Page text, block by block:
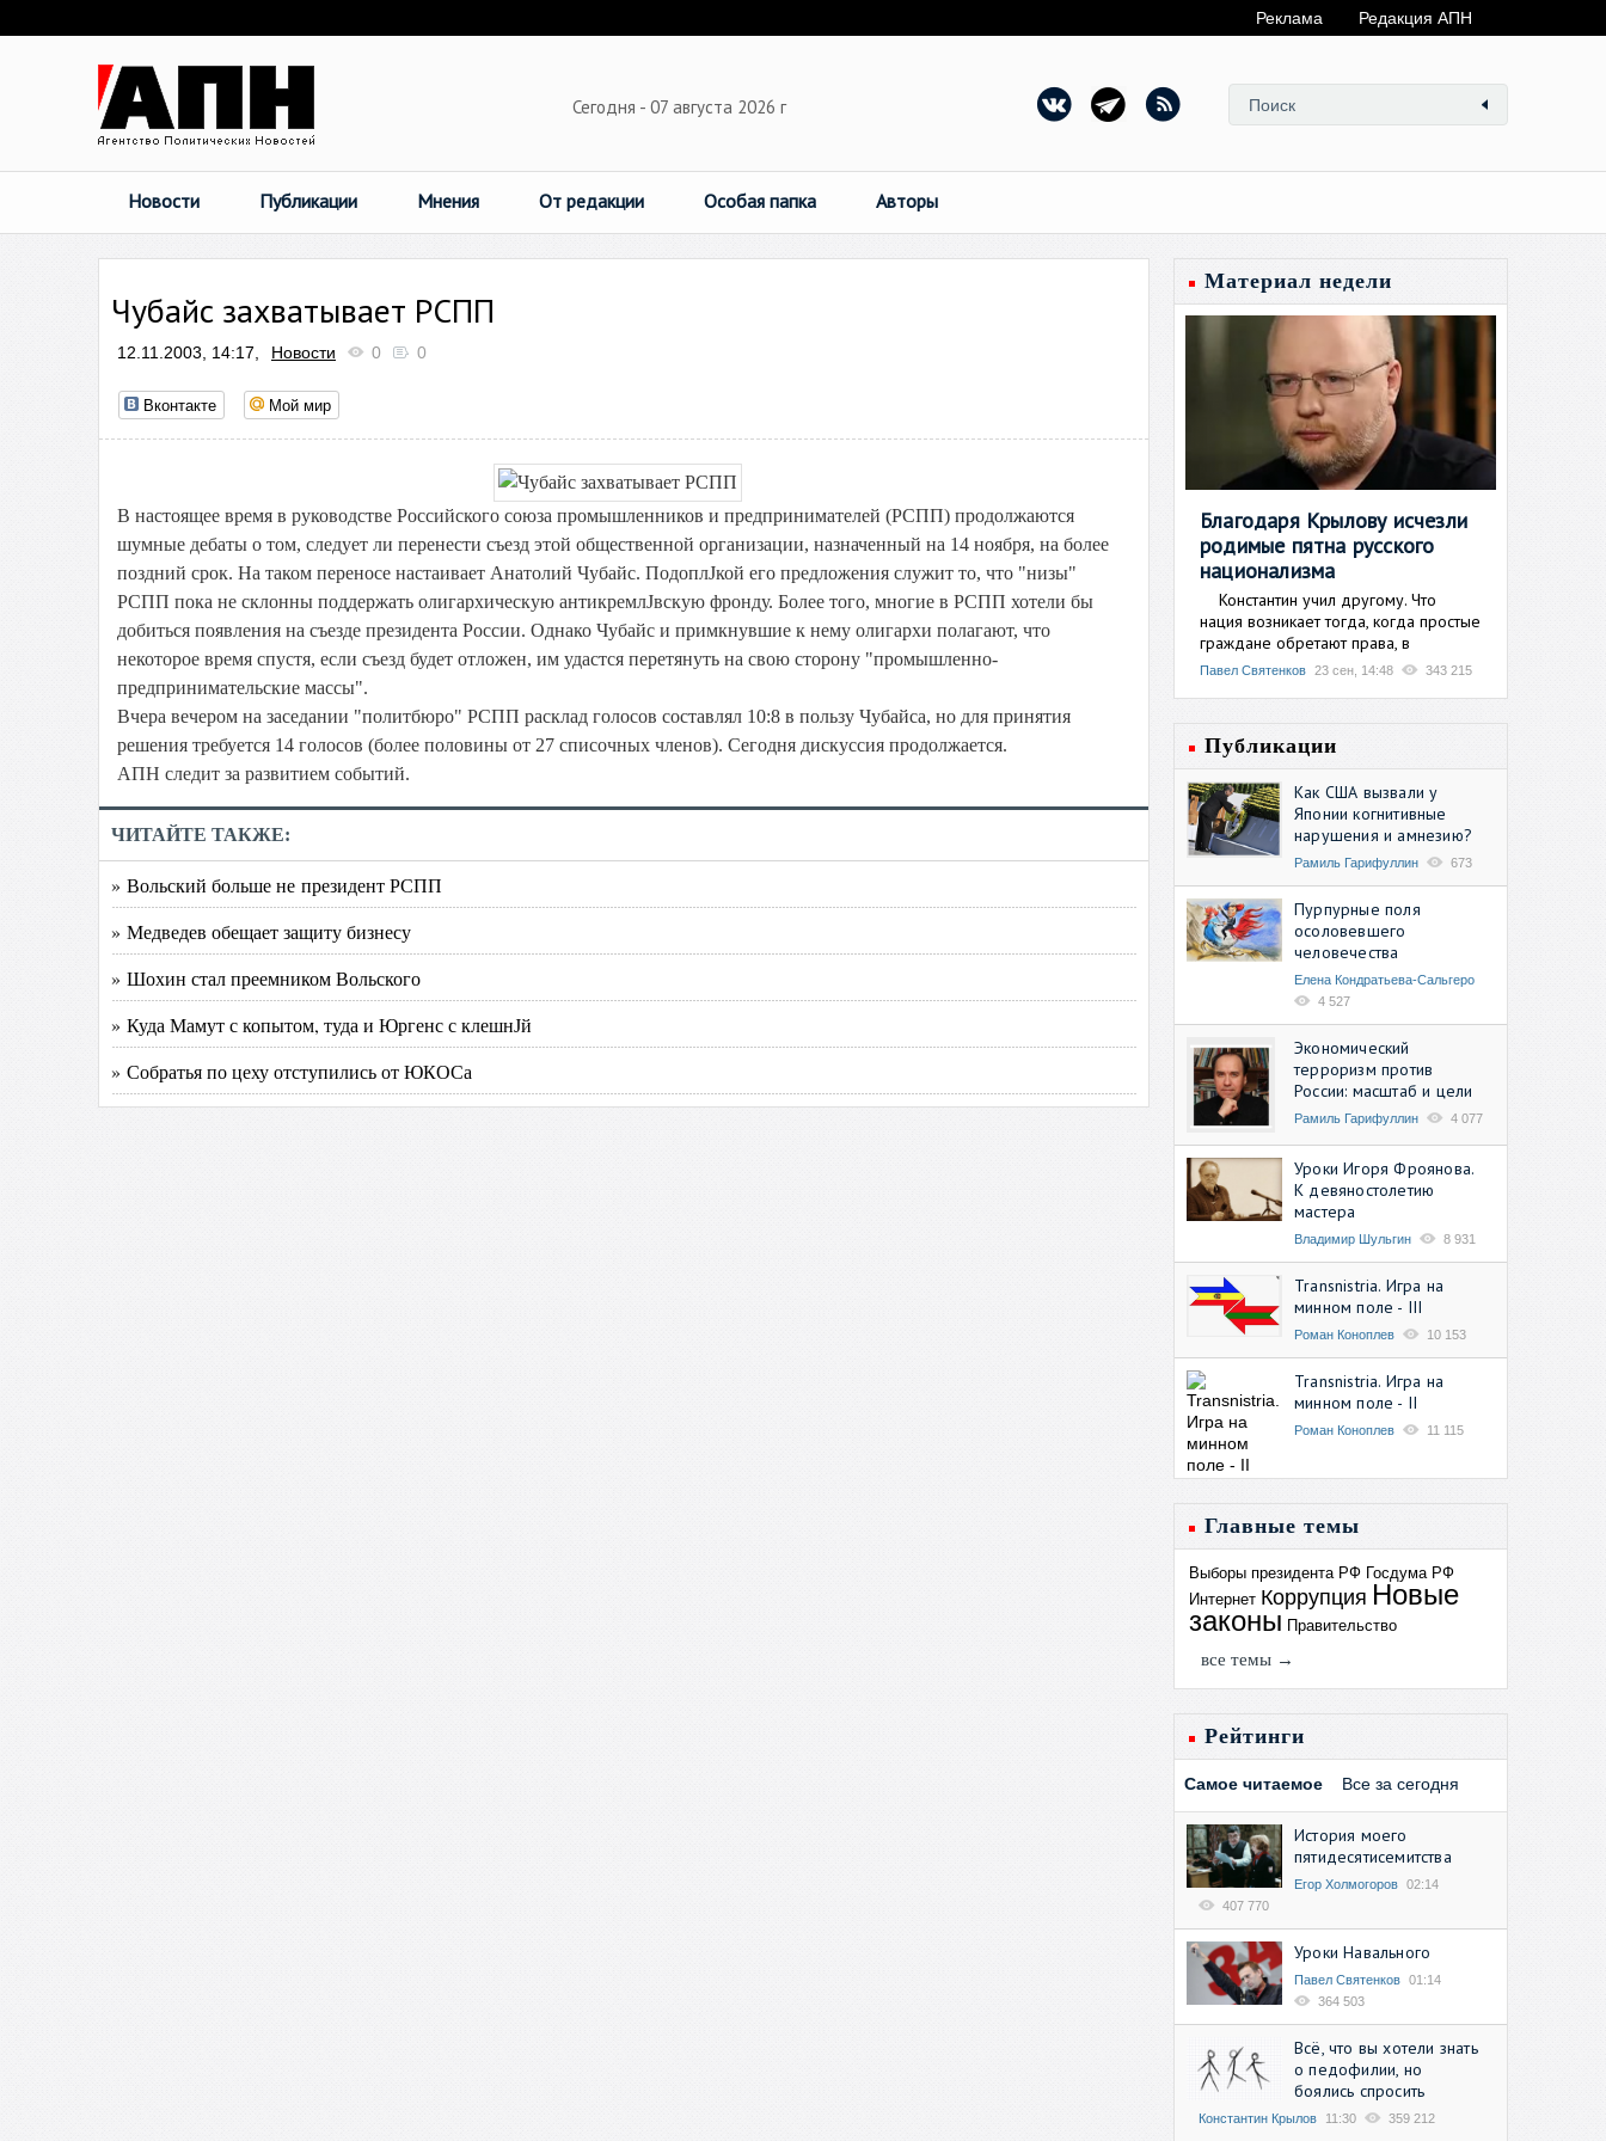
Реклама Редакция АПН
Сегодня - 07 августа 2026 г
Новости Публикации Мнения От редакции Особая папка Авторы
Чубайс захватывает РСПП
12.11.2003, 14:17, Новости 0 0
Вконтакте Мой мир
В настоящее время в руководстве Российского союза промышленников и предпринимателей (РСПП) продолжаются
шумные дебаты о том, следует ли перенести съезд этой общественной организации, назначенный на 14 ноября, на более
поздний срок. На таком переносе настаивает Анатолий Чубайс. ПодоплЈкой его предложения служит то, что "низы"
РСПП пока не склонны поддержать олигархическую антикремлЈвскую фронду. Более того, многие в РСПП хотели бы
добиться появления на съезде президента России. Однако Чубайс и примкнувшие к нему олигархи полагают, что
некоторое время спустя, если съезд будет отложен, им удастся перетянуть на свою сторону "промышленно-
предпринимательские массы".
Вчера вечером на заседании "политбюро" РСПП расклад голосов составлял 10:8 в пользу Чубайса, но для принятия
решения требуется 14 голосов (более половины от 27 списочных членов). Сегодня дискуссия продолжается.
АПН следит за развитием событий.
ЧИТАЙТЕ ТАКЖЕ:
» Вольский больше не президент РСПП
» Медведев обещает защиту бизнесу
» Шохин стал преемником Вольского
» Куда Мамут с копытом, туда и Юргенс с клешнЈй
» Собратья по цеху отступились от ЮКОСа
Материал недели
Благодаря Крылову исчезли
родимые пятна русского
национализма
Константин учил другому. Что
нация возникает тогда, когда простые
граждане обретают права, в
Павел Святенков 23 сен, 14:48 343 215
Публикации
Как США вызвали у
Японии когнитивные
нарушения и амнезию?
Рамиль Гарифуллин 673
Пурпурные поля
осоловевшего
человечества
Елена Кондратьева-Сальгеро
4 527
Экономический
терроризм против
России: масштаб и цели
Рамиль Гарифуллин 4 077
Уроки Игоря Фроянова.
К девяностолетию
мастера
Владимир Шульгин 8 931
Transnistria. Игра на
минном поле - III
Роман Коноплев 10 153
Transnistria. Игра на
минном поле - II
Роман Коноплев 11 115
Главные темы
Выборы президента РФ Госдума РФ
Интернет Коррупция Новые
законы Правительство
все темы →
Рейтинги
Самое читаемое Все за сегодня
История моего
пятидесятисемитства
Егор Холмогоров 02:14
407 770
Уроки Навального
Павел Святенков 01:14
364 503
Всё, что вы хотели знать
о педофилии, но
боялись спросить
Константин Крылов 11:30 359 212